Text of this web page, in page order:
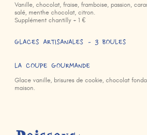
Vanille, chocolat, fraise, framboise, passion,
salé, menthe chocolat, citron.
Supplément chantilly + 1 €
GLACES ARTISANALES - 3 BOULES
LA COUPE GOURMANDE
Glace vanille, brisures de cookie, chocolat
maison.